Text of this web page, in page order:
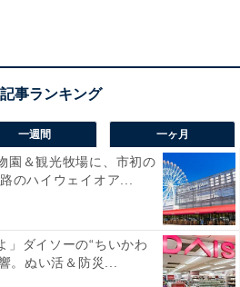
ンジしても！108円（セリア）
ない魔除けの意味とともに、神
言われています。最近はデコラ
ありますが、ごくシンプルなも
リアにも合いやすいのでオスス
一週間 一ヶ月
園＆観光牧場に、市初の
のハイウェイオア...
」ダイソーの“ちいかわ
。ぬい活＆防災...